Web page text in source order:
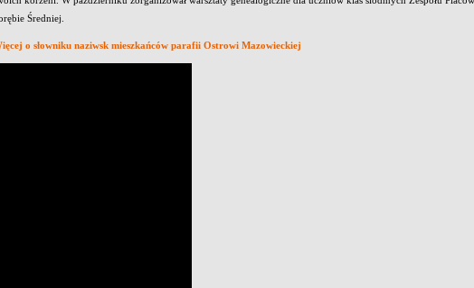
Średniej.
o słowniku naziwsk mieszkańców parafii Ostrowi Mazowieckiej